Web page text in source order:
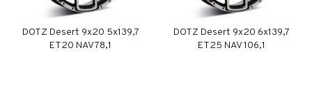
DOTZ Desert 9x20 5x139,7
ET20 NAV 78,1
DOTZ Desert 9x20 6x139,7
ET25 NAV 106,1